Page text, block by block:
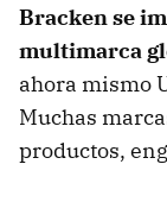
Bracken se
multimarca
ahora mismo
Muchas
productos,